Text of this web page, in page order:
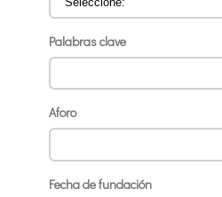
Palabras clave
Aforo
Fecha de fundación